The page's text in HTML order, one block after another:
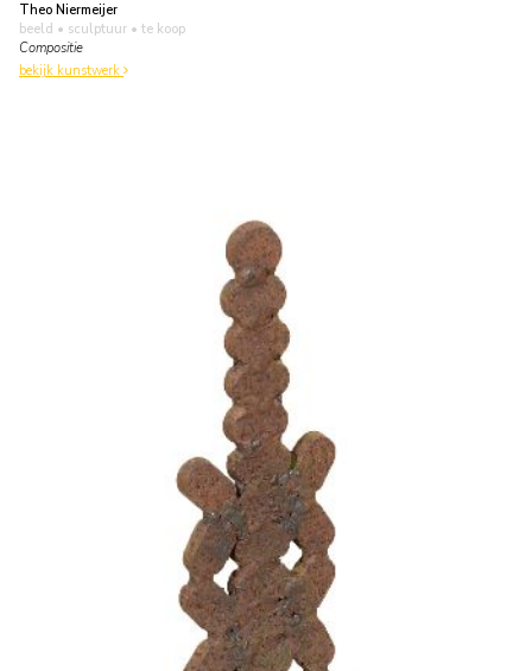
Theo Niermeijer
beeld • sculptuur • te koop
Compositie
bekijk kunstwerk